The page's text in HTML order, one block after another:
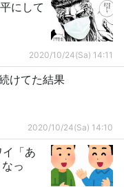
にして
2020/10/24(Sa) 14:11
けてた結果
2020/10/24(Sa) 14:10
「あ
っ